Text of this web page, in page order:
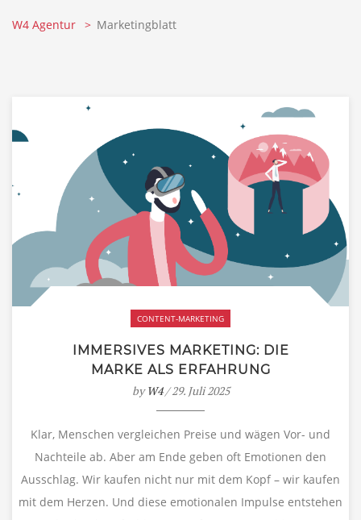
W4 Agentur Marketingblatt
CONTENT-MARKETING
IMMERSIVES MARKETING: DIE
MARKE ALS ERFAHRUNG
byW4/ 29. Juli 2025
Klar, Menschen vergleichen Preise und wägen Vor- und
Nachteile ab. Aber am Ende geben oft Emotionen den
Ausschlag. Wir kaufen nicht nur mit dem Kopf – wir kaufen
mit dem Herzen. Und diese emotionalen Impulse entstehen